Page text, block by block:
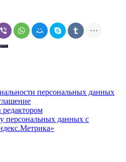
персональных данных
редактором
персональных данных с